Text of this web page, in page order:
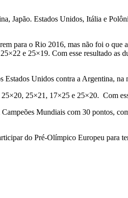
Japão. Estados Unidos, Itália e
para o Rio 2016, mas não foi o
e 25×19. Com esse resultado as
Unidos contra a Argentina, na
25×20, 25×21, 17×25 e 25×20. Com
Mundiais com 30 pontos,
do Pré-Olímpico Europeu para